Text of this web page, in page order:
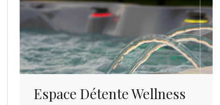
Espace Détente Wellness